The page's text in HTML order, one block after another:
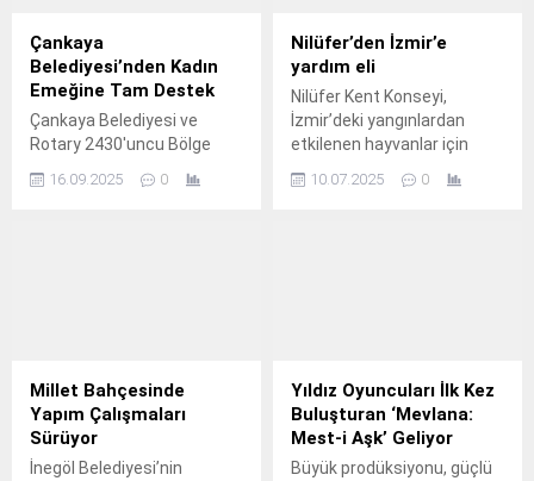
Çankaya
Belediyesi’nden Kadın
Emeğine Tam Destek
Çankaya Belediyesi ve
Rotary 2430'uncu Bölge
yürüttüğü Girişimci Kadınlar
16.09.2025 0
Nilüfer’den İzmir’e
yardım eli
Nilüfer Kent Konseyi,
İzmir’deki yangınlardan
etkilenen hayvanlar için
kampanyası düzenledi.
10.07.2025 0
Millet Bahçesinde
Yapım Çalışmaları
Sürüyor
İnegöl Belediyesi’nin
Yıldız Oyuncuları İlk Kez
Buluşturan ‘Mevlana:
Mest-i Aşk’ Geliyor
Büyük prodüksiyonu, güçlü